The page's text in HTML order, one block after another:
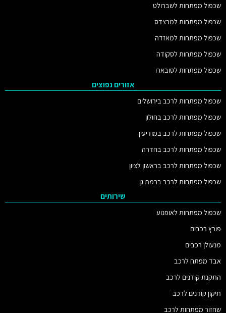
שכפול מפתחות לשברולט
שכפול מפתחות למרצדס
שכפול מפתחות למאזדה
שכפול מפתחות לסקודה
שכפול מפתחות לסובארו
אזורים נפוצים
שכפול מפתחות לרכב בירושלים
שכפול מפתחות לרכב בחולון
שכפול מפתחות לרכב במודיעין
שכפול מפתחות לרכב בחדרה
שכפול מפתחות לרכב בראשון לציון
שכפול מפתחות לרכב ברמת גן
שירותים
שכפול מפתחות לאופנוע
פורץ רכבים
מנעולן רכבים
אבד מפתח לרכב
התקנת קודנים לרכב
תיקון קודנים לרכב
שחזור מפתחות לרכב